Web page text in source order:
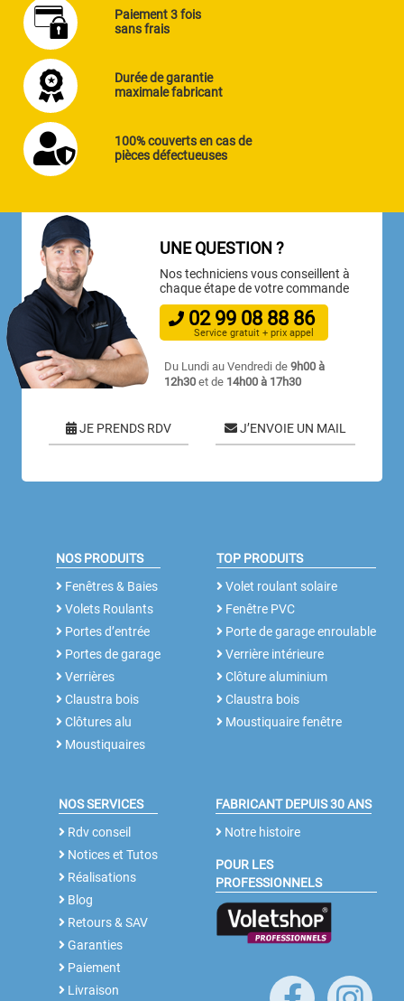
Paiement 3 fois
sans frais
Durée de garantie
maximale fabricant
100% couverts en cas de
pièces défectueuses
UNE QUESTION ?
Nos techniciens vous conseillent à
chaque étape de votre commande
02 99 08 88 86
Service gratuit + prix appel
Du Lundi au Vendredi de9h00 à
12h30 et de 14h00 à 17h30
JE PRENDS RDV J’ENVOIE UN MAIL
NOS PRODUITS
Fenêtres & Baies
Volets Roulants
Portes d’entrée
Portes de garage
Verrières
Claustra bois
Clôtures alu
Moustiquaires
TOP PRODUITS
Volet roulant solaire
Fenêtre PVC
Porte de garage enroulable
Verrière intérieure
Clôture aluminium
Claustra bois
Moustiquaire fenêtre
NOS SERVICES
Rdv conseil
Notices et Tutos
Réalisations
Blog
Retours & SAV
Garanties
Paiement
Livraison
FABRICANT DEPUIS 30 ANS
Notre histoire
POUR LES
PROFESSIONNELS